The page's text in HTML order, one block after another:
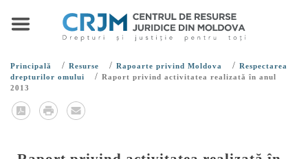
Principală / Resurse / Rapoarte privind Moldova / Respectarea
drepturilor omului
/ Raport privind activitatea realizată în anul
2013